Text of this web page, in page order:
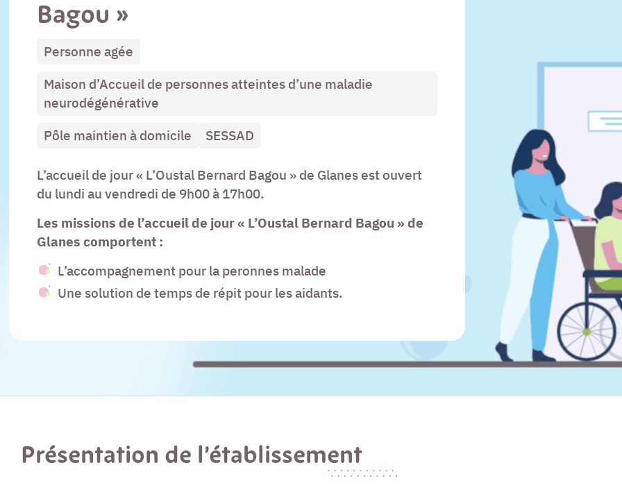
Bagou »
Personne agée
Maison d’Accueil de personnes atteintes d’une maladie
neurodégénérative
Pôle maintien à domicile
SESSAD
L’accueil de jour « L’Oustal Bernard Bagou » de Glanes est ouvert
du lundi au vendredi de 9h00 à 17h00.
Les missions de l’accueil de jour « L’Oustal Bernard Bagou » de
Glanes comportent :
L’accompagnement pour la peronnes malade
Une solution de temps de répit pour les aidants.
Présentation de l’établissement